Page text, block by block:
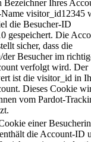
Bezeichner Ihres
visitor_id12345
die Besucher-ID
gespeichert. Die
sicher, dass die
der Besucher im
verfolgt wird. Der
ist die visitor_id in
Dieses Cookie
vom Pardot-
einer
die Account-ID